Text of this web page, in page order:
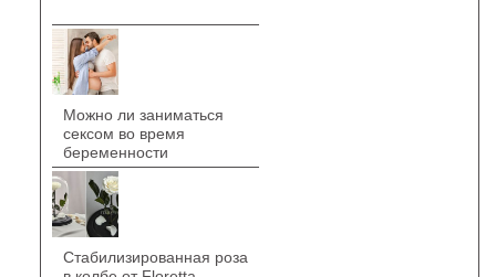
Можно ли заниматься
сексом во время
беременности
Стабилизированная роза